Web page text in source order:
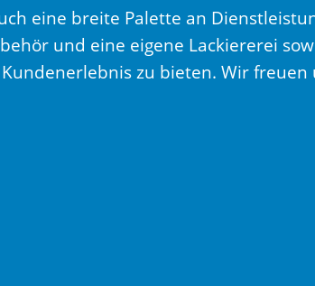
eine breite Palette an
und eine eigene Lackiererei
zu bieten. Wir freuen